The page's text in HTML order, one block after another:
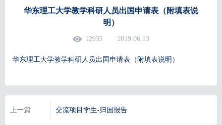
华东理工大学教学科研人员出国申请表（附填表说
明）
12935 2019.06.13
华东理工大学教学科研人员出国申请表（附填表说明）
上一篇 交流项目学生-归国报告